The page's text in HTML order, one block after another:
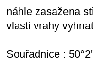
náhle zasažena
vlasti vrahy
Souřadnice :